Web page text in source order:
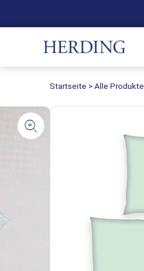
Startseite >Alle Produkte